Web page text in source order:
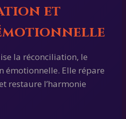
et
la réconciliation, le
émotionnelle. Elle répare
restaure l’harmonie